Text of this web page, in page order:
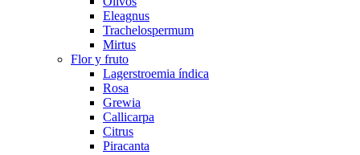
Eleagnus
Trachelospermum
Mirtus
Flor y fruto
Lagerstroemia índica
Rosa
Grewia
Callicarpa
Citrus
Piracanta